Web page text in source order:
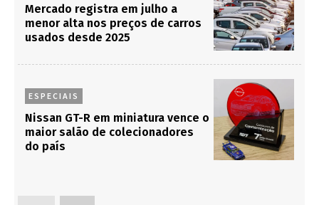
Mercado registra em julho a
menor alta nos preços de carros
usados desde 2025
ESPECIAIS
Nissan GT-R em miniatura vence o
maior salão de colecionadores
do país